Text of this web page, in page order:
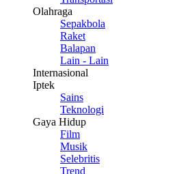
Olahraga
Sepakbola
Raket
Balapan
Lain - Lain
Internasional
Iptek
Sains
Teknologi
Gaya Hidup
Film
Musik
Selebritis
Trend